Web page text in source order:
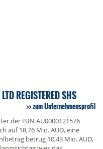
REGISTERED SHS
zum Unternehmensprofil
der ISIN AU0000121576
auf 18,76 Mio. AUD, eine
betrug 10,43 Mio. AUD,